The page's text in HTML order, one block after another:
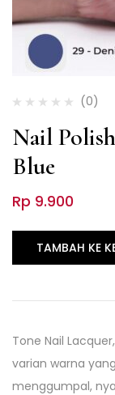
(0)
Nail
Blue
Rp 9.900
TAMBAH KE
Tone Nail
varian warna
menggumpal,